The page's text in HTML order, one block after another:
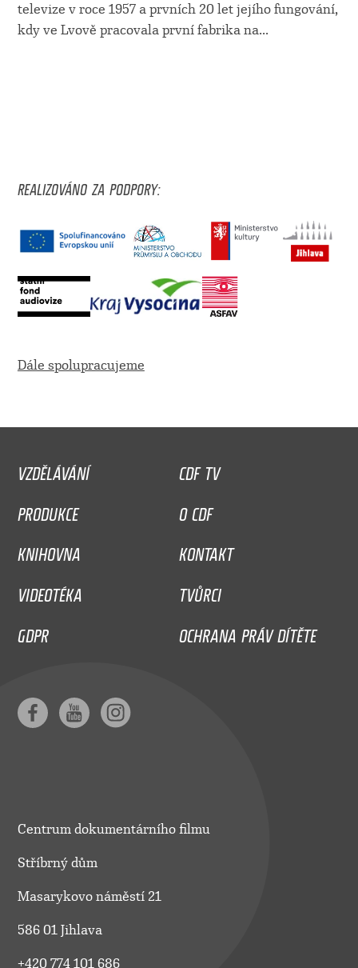
televize v roce 1957 a prvních 20 let jejího fungování,
kdy ve Lvově pracovala první fabrika na...
REALIZOVÁNO ZA PODPORY:
Dále spolupracujeme
VZDĚLÁVÁNÍ
CDF TV
PRODUKCE
O CDF
KNIHOVNA
KONTAKT
VIDEOTÉKA
TVŮRCI
GDPR
OCHRANA PRÁV DÍTĚTE
Centrum dokumentárního filmu
Stříbrný dům
Masarykovo náměstí 21
586 01 Jihlava
+420 774 101 686